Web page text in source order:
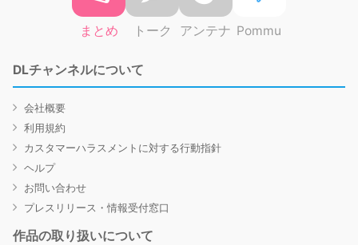
まとめ トーク アンテナ Pommu
DLチャンネルについて
会社概要
利用規約
カスタマーハラスメントに対する行動指針
ヘルプ
お問い合わせ
プレスリリース・情報受付窓口
作品の取り扱いについて